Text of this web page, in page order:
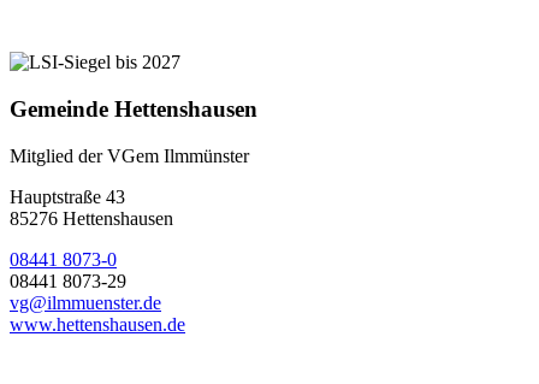
Gemeinde Hettenshausen
Mitglied der VGem Ilmmünster
Hauptstraße 43
85276 Hettenshausen
08441 8073-0
08441 8073-29
vg@ilmmuenster.de
www.hettenshausen.de